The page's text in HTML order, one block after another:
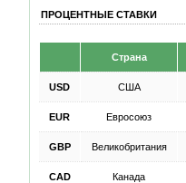
ПРОЦЕНТНЫЕ СТАВКИ
Страна
USD США
EUR Евросоюз
GBP Великобритания
CAD Канада